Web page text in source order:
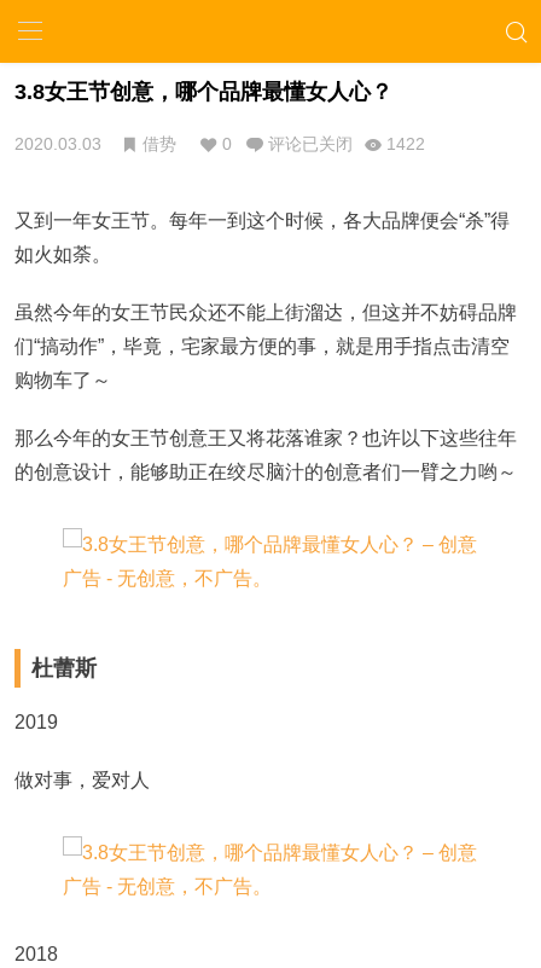
3.8女王节创意，哪个品牌最懂女人心？
2020.03.03 借势 0 评论已关闭 1422
又到一年女王节。每年一到这个时候，各大品牌便会“杀”得
如火如荼。
虽然今年的女王节民众还不能上街溜达，但这并不妨碍品牌
们“搞动作”，毕竟，宅家最方便的事，就是用手指点击清空
购物车了～
那么今年的女王节创意王又将花落谁家？也许以下这些往年
的创意设计，能够助正在绞尽脑汁的创意者们一臂之力哟～
杜蕾斯
2019
做对事，爱对人
2018